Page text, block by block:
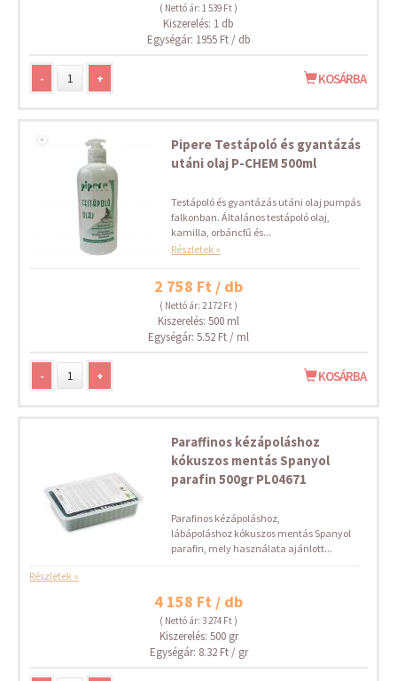
( Nettó ár: 1 539 Ft )
Kiszerelés: 1 db
Egységár: 1955 Ft / db
- + KOSÁRBA
Pipere Testápoló és gyantázás
utáni olaj P-CHEM 500ml
Testápoló és gyantázás utáni olaj pumpás
falkonban. Általános testápoló olaj,
kamilla, orbáncfű és...
Részletek »
2 758 Ft / db
( Nettó ár: 2 172 Ft )
Kiszerelés: 500 ml
Egységár: 5.52 Ft / ml
- + KOSÁRBA
Paraffinos kézápoláshoz
kókuszos mentás Spanyol
parafin 500gr PL04671
Parafinos kézápoláshoz,
lábápoláshoz kókuszos mentás Spanyol
parafin, mely használata ajánlott...
Részletek »
4 158 Ft / db
( Nettó ár: 3 274 Ft )
Kiszerelés: 500 gr
Egységár: 8.32 Ft / gr